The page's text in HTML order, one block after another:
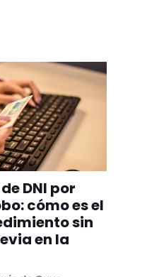
DNI por
cómo es el
sin
en la